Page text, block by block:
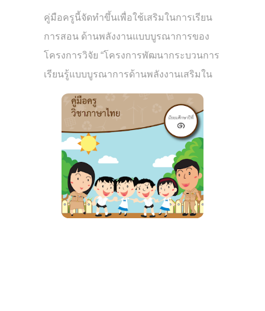
คู่มือครูนี้จัดทําขึ้นเพื่อใช้เสริมในการเรียน
การสอน ด้านพลังงานแบบบูรณาการของ
โครงการวิจัย “โครงการพัฒนากระบวนการ
เรียนรู้แบบบูรณาการด้านพลังงานเสริมใน